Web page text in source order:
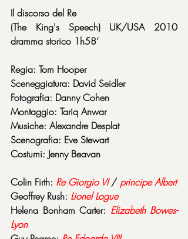
Il discorso del Re
(The King's Speech) UK/USA 2010
dramma storico 1h58’
Regia: Tom Hooper
Sceneggiatura: David Seidler
Fotografia: Danny Cohen
Montaggio: Tariq Anwar
Musiche: Alexandre Desplat
Scenografia: Eve Stewart
Costumi: Jenny Beavan
Colin Firth: Re Giorgio VI / principe Albert
Geoffrey Rush: Lionel Logue
Helena Bonham Carter: Elizabeth Bowes-
Lyon